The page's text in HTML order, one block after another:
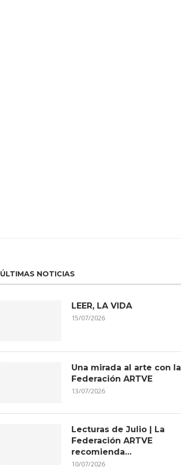
ÚLTIMAS NOTICIAS
LEER, LA VIDA
15/07/2026
Una mirada al arte con la
Federación ARTVE
13/07/2026
Lecturas de Julio | La
Federación ARTVE
recomienda…
10/07/2026